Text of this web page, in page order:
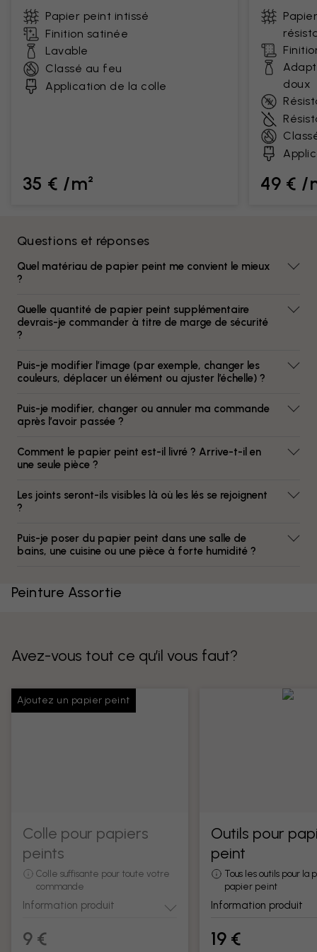
Papier peint intissé
Finition satinée
Lavable
Classé au feu
Application de la colle
35 € /m²
doux
49 € /
Questions et réponses
Quel matériau de papier peint me convient le mieux
?
Quelle quantité de papier peint supplémentaire
devrais-je commander à titre de marge de sécurité
?
Puis-je modifier l’image (par exemple, changer les
couleurs, déplacer un élément ou ajuster l’échelle) ?
Puis-je modifier, changer ou annuler ma commande
après l’avoir passée ?
Comment le papier peint est-il livré ? Arrive-t-il en
une seule pièce ?
Les joints seront-ils visibles là où les lés se rejoignent
?
Puis-je poser du papier peint dans une salle de
bains, une cuisine ou une pièce à forte humidité ?
Peinture Assortie
Avez-vous tout ce qu’il vous faut?
Ajoutez un papier peint
Colle pour papiers
peints
Colle suffisante pour toute votre
commande
Information produit
9 €
Outils pour
peint
Tous les outils pour la
papier peint
Information produit
19 €